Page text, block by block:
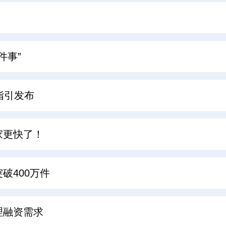
事”
引发布
快了！
破400万件
融资需求